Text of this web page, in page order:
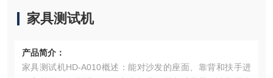
家具测试机
产品简介：
家具测试机HD-A010概述：能对沙发的座面、靠背和扶手进